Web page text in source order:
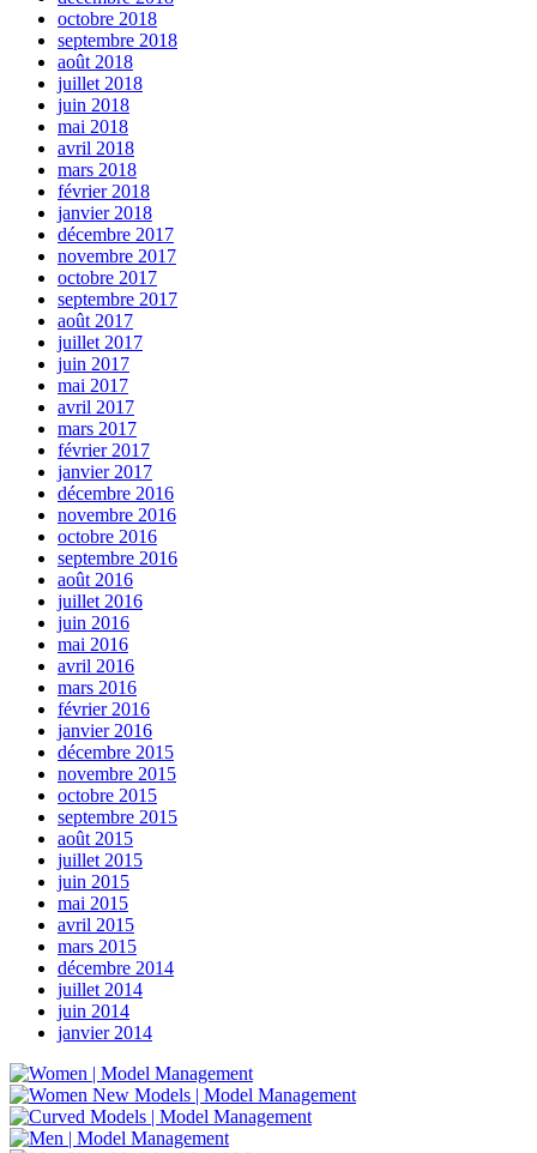
octobre 2018
septembre 2018
août 2018
juillet 2018
juin 2018
mai 2018
avril 2018
mars 2018
février 2018
janvier 2018
décembre 2017
novembre 2017
octobre 2017
septembre 2017
août 2017
juillet 2017
juin 2017
mai 2017
avril 2017
mars 2017
février 2017
janvier 2017
décembre 2016
novembre 2016
octobre 2016
septembre 2016
août 2016
juillet 2016
juin 2016
mai 2016
avril 2016
mars 2016
février 2016
janvier 2016
décembre 2015
novembre 2015
octobre 2015
septembre 2015
août 2015
juillet 2015
juin 2015
mai 2015
avril 2015
mars 2015
décembre 2014
juillet 2014
juin 2014
janvier 2014